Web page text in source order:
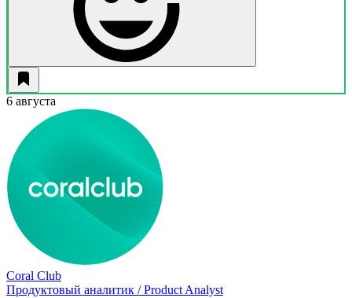
6 августа
Coral Club
Продуктовый аналитик / Product Analyst